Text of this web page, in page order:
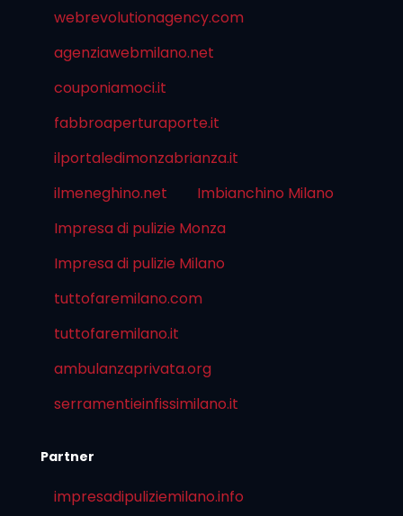
webrevolutionagency.com
agenziawebmilano.net
couponiamoci.it
fabbroaperturaporte.it
ilportaledimonzabrianza.it
ilmeneghino.net
Imbianchino Milano
Impresa di pulizie Monza
Impresa di pulizie Milano
tuttofaremilano.com
tuttofaremilano.it
ambulanzaprivata.org
serramentieinfissimilano.it
Partner
impresadipuliziemilano.info